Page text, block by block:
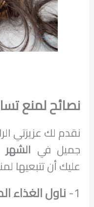
نصائح لمنع
نقدم لك عزيزتي
جميل في الشهر
عليك أن تتبعيها
1- ناول الغذاء